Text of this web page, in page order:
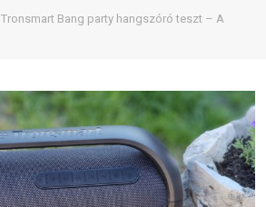
Tronsmart Bang party hangszóró teszt – A